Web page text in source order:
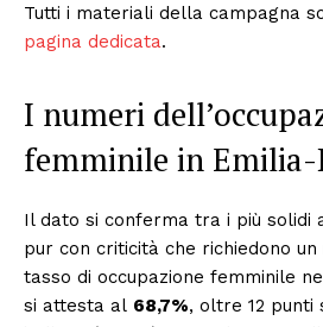
Tutti i materiali della campagna
pagina dedicata.
I numeri
femminile in Emilia-
Il dato si conferma tra i più solidi
pur con criticità che richiedono
tasso di occupazione femminile
si attesta al 68,7%, oltre 12 punti